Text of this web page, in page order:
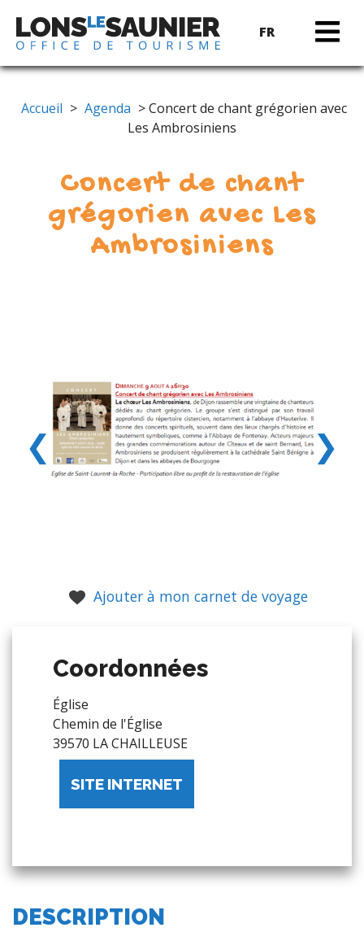
FR
Accueil > Agenda > Concert de chant grégorien avec
Les Ambrosiniens
Concert de chant
grégorien avec Les
Ambrosiniens
❮ ❯
Ajouter à mon carnet de voyage
Coordonnées
Église
Chemin de l'Église
39570 LA CHAILLEUSE
SITE INTERNET
DESCRIPTION